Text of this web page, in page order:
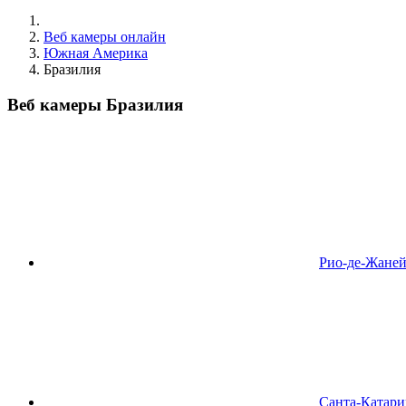
Веб камеры онлайн
Южная Америка
Бразилия
Веб камеры Бразилия
Рио-де-
Санта-